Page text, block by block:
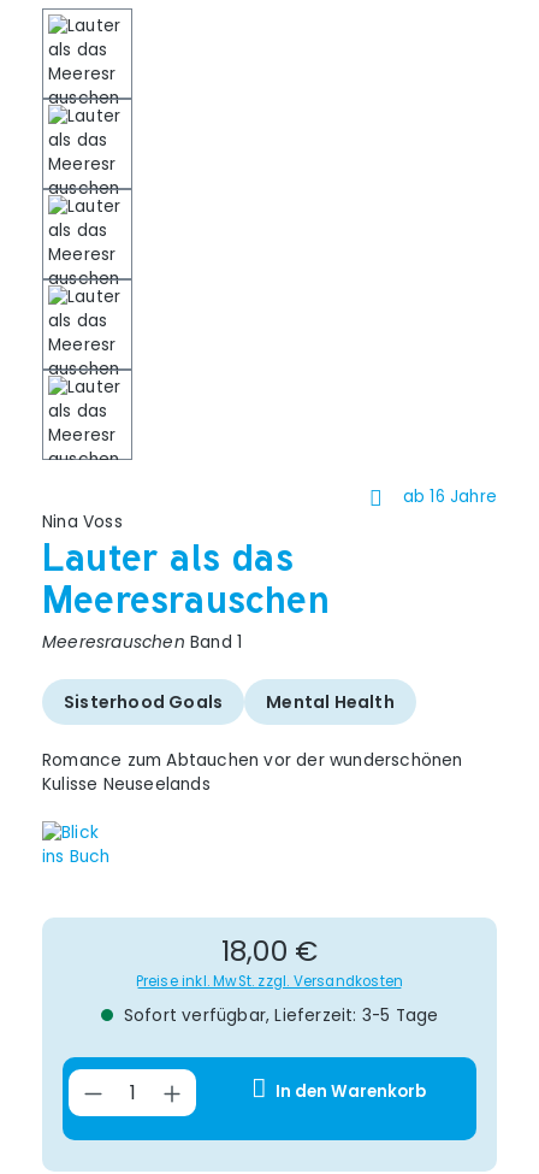
ab 16 Jahre
Nina Voss
Lauter als das
Meeresrauschen
Meeresrauschen Band 1
Sisterhood Goals Mental Health
Romance zum Abtauchen vor der wunderschönen
Kulisse Neuseelands
Regulärer Preis:
18,00 €
Preise inkl. MwSt. zzgl. Versandkosten
Sofort verfügbar, Lieferzeit: 3-5 Tage
Produkt Anzahl: Gib den
In den Warenkorb